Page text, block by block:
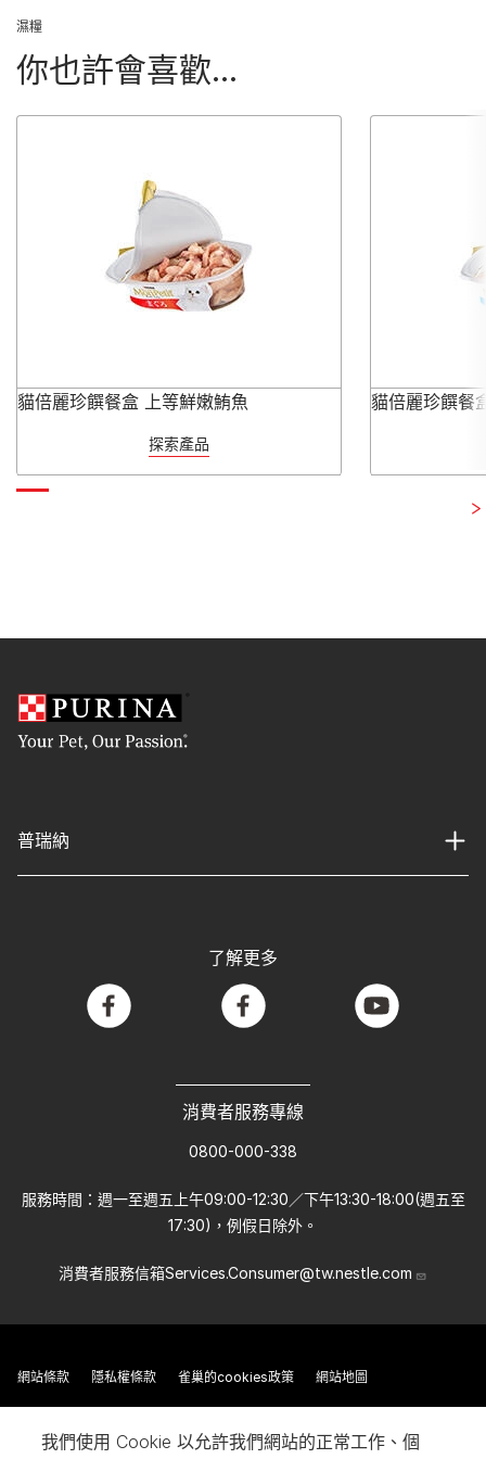
濕糧
你也許會喜歡...
貓倍麗珍饌餐盒 上等鮮嫩鮪魚
探索產品
貓倍麗珍饌餐
普瑞納
消費者服務專線
0800-000-338
服務時間：週一至週五上午09:00-12:30／下午13:30-18:00(週五至
17:30)，例假日除外。
消費者服務信箱Services.Consumer@tw.nestle.com
了解更多
facebook facebook youtube
網站條款 隱私權條款 雀巢的cookies政策 網站地圖
我們使用 Cookie 以允許我們網站的正常工作、個